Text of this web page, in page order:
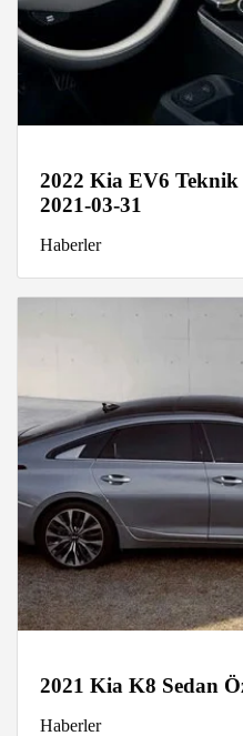
2022 Kia EV6
2021-03-31
Haberler
2021 Kia K8 Sedan
Haberler